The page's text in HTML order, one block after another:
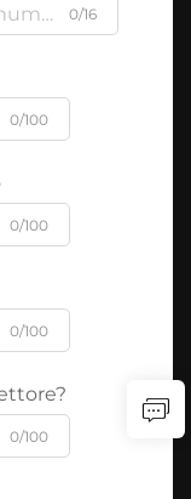
0/16
0/100
0/100
0/100
0/100